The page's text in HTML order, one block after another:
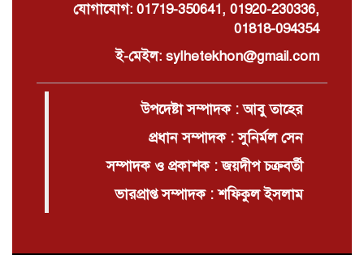
যোগাযোগ: 01719-350641, 01920-230336,
01818-094354
ই-মেইল: sylhetekhon@gmail.com
উপদেষ্টা সম্পাদক : আবু তাহের
প্রধান সম্পাদক : সুনির্মল সেন
সম্পাদক ও প্রকাশক : জয়দীপ চক্রবর্তী
ভারপ্রাপ্ত সম্পাদক : শফিকুল ইসলাম